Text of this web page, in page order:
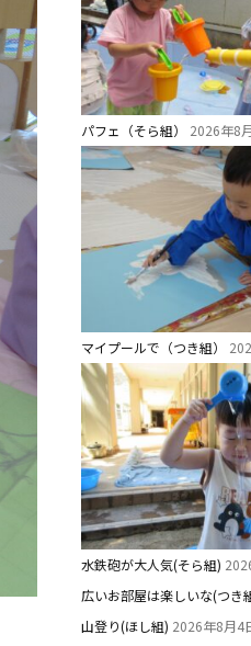
パフェ（そら組） 2026年8
マイプールで（つき組）
水鉄砲が大人気(そら組)
広いお部屋は楽しいな(つき
山登り(ほし組) 2026年8月4